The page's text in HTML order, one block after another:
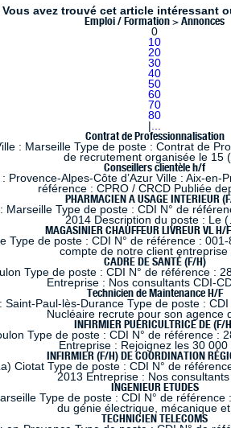
Vous avez trouvé cet article intéressant
Emploi / Formation > Annonces
0
10
20
30
40
50
60
70
80
...
Contrat de Professionnalisation
: Marseille Type de poste : Contrat de
de recrutement organisée le 15
Conseillers clientèle h/f
Alpes-Côte d’Azur Ville : Aix-
référence : CPRO / CRCD Publiée
PHARMACIEN A USAGE INTERIEUR
Type de poste : CDI N° de
2014 Description du poste : Le
MAGASINIER CHAUFFEUR LIVREUR VL H/
Type de poste : CDI N° de référence :
compte de notre client
CADRE DE SANTÉ (F/H)
Type de poste : CDI N° de référence
Entreprise : Nos consultants CDI-
Technicien de Maintenance H/F
Paul-lès-Durance Type de poste :
Nucléaire recrute pour son agence
INFIRMIER PUÉRICULTRICE DE (F/
Type de poste : CDI N° de référence
Entreprise : Rejoignez les 30
INFIRMIER (F/H) DE COORDINATION
Ciotat Type de poste : CDI N° de
2013 Entreprise : Nos
INGENIEUR ETUDES
Type de poste : CDI N° de
du génie électrique, mécanique
TECHNICIEN TELECOMS